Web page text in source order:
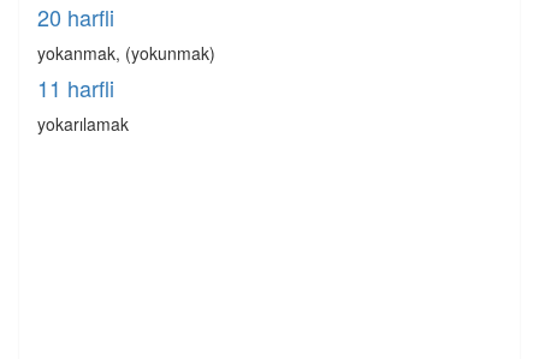
20 harfli
yokanmak, (yokunmak)
11 harfli
yokarılamak